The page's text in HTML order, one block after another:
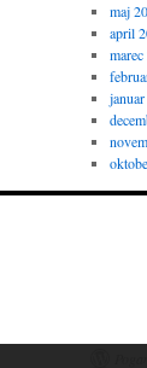
maj
april